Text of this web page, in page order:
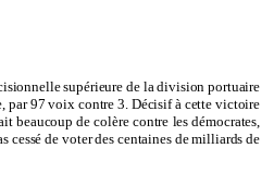
supérieure de la division portuaire
par 97 voix contre 3. Décisif à cette victoire
beaucoup de colère contre les démocrates,
cessé de voter des centaines de milliards de